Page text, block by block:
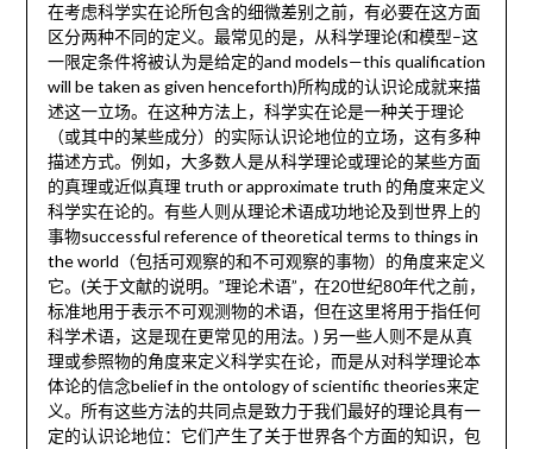
在考虑科学实在论所包含的细微差别之前，有必要在这方面
区分两种不同的定义。最常见的是，从科学理论(和模型–这
一限定条件将被认为是给定的and models—this qualification
will be taken as given henceforth)所构成的认识论成就来描
述这一立场。在这种方法上，科学实在论是一种关于理论
（或其中的某些成分）的实际认识论地位的立场，这有多种
描述方式。例如，大多数人是从科学理论或理论的某些方面
的真理或近似真理 truth or approximate truth 的角度来定义
科学实在论的。有些人则从理论术语成功地论及到世界上的
事物successful reference of theoretical terms to things in
the world（包括可观察的和不可观察的事物）的角度来定义
它。(关于文献的说明。”理论术语”，在20世纪80年代之前，
标准地用于表示不可观测物的术语，但在这里将用于指任何
科学术语，这是现在更常见的用法。) 另一些人则不是从真
理或参照物的角度来定义科学实在论，而是从对科学理论本
体论的信念belief in the ontology of scientific theories来定
义。所有这些方法的共同点是致力于我们最好的理论具有一
定的认识论地位：它们产生了关于世界各个方面的知识，包